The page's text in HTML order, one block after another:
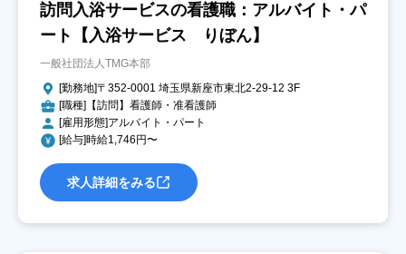
訪問入浴サービスの看護職：アルバイト・パ
ート【入浴サービス りぼん】
一般社団法人TMG本部
[勤務地]〒352-0001 埼玉県新座市東北2-29-12 3F
[職種]【訪問】看護師・准看護師
[雇用形態]アルバイト・パート
[給与]時給1,746円〜
求人詳細をみる